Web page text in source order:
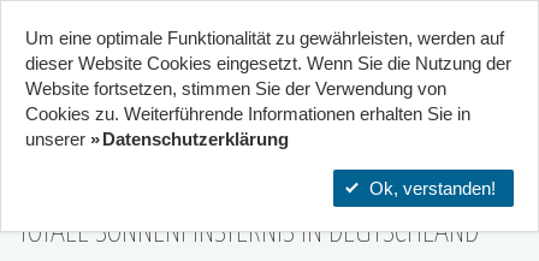
Start Projekte Orte
TOTALE SONNENFINSTERNIS IN DEUTSCHLAND
81 Kooperation von 2 Zentren
Um eine optimale Funktionalität zu gewährleisten, werden auf
dieser Website Cookies eingesetzt. Wenn Sie die Nutzung der
Website fort­setzen, stimmen Sie der Verwendung von
Cookies zu. Weiterführende Informationen erhalten Sie in
unserer
Datenschutzerklärung
Ok, verstanden!